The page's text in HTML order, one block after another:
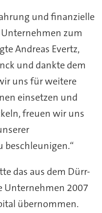
und finanzielle
zum
Andreas Evertz,
und dankte dem
uns für weitere
einsetzen und
freuen wir uns
beschleunigen.“
das aus dem Dürr-
Unternehmen 2007
übernommen.